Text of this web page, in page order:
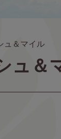
ュ＆マイル
ュ＆